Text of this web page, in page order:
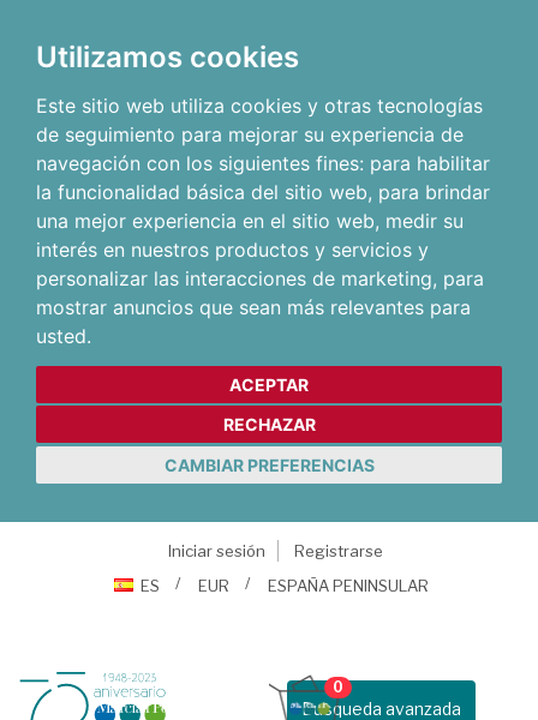
Utilizamos cookies
Este sitio web utiliza cookies y otras tecnologías
de seguimiento para mejorar su experiencia de
navegación con los siguientes fines: para habilitar
la funcionalidad básica del sitio web, para brindar
una mejor experiencia en el sitio web, medir su
interés en nuestros productos y servicios y
personalizar las interacciones de marketing, para
mostrar anuncios que sean más relevantes para
usted.
ACEPTAR
RECHAZAR
CAMBIAR PREFERENCIAS
Iniciar sesión
Registrarse
ES
EUR ESPAÑA PENINSULAR
Busqueda avanzada
0